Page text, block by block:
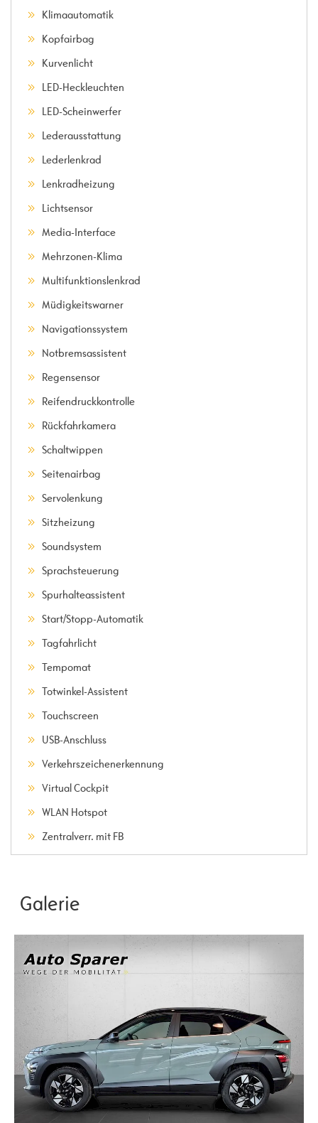
Klimaautomatik
Kopfairbag
Kurvenlicht
LED-Heckleuchten
LED-Scheinwerfer
Lederausstattung
Lederlenkrad
Lenkradheizung
Lichtsensor
Media-Interface
Mehrzonen-Klima
Multifunktionslenkrad
Müdigkeitswarner
Navigationssystem
Notbremsassistent
Regensensor
Reifendruckkontrolle
Rückfahrkamera
Schaltwippen
Seitenairbag
Servolenkung
Sitzheizung
Soundsystem
Sprachsteuerung
Spurhalteassistent
Start/Stopp-Automatik
Tagfahrlicht
Tempomat
Totwinkel-Assistent
Touchscreen
USB-Anschluss
Verkehrszeichenerkennung
Virtual Cockpit
WLAN Hotspot
Zentralverr. mit FB
Galerie